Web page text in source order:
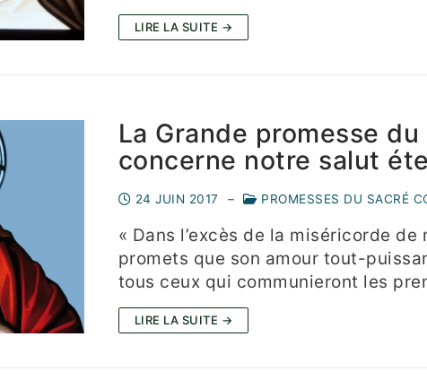
LIRE LA SUITE →
La Grande promesse
concerne notre salut
24 JUIN 2017 – PROMESSES DU SACRÉ
« Dans l’excès de la miséricorde
promets que son amour tout-
tous ceux qui communieront les
LIRE LA SUITE →